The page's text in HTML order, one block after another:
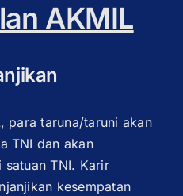
AKMIL
para taruna/taruni akan
TNI dan akan
TNI. Karir
kesempatan